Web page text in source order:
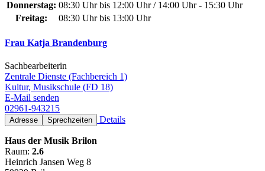
Donnerstag: 08:30 Uhr bis 12:00 Uhr / 14:00 Uhr - 15:30 Uhr
Freitag:
08:30 Uhr bis 13:00 Uhr
Frau Katja Brandenburg
Sachbearbeiterin
Zentrale Dienste (Fachbereich 1)
Kultur, Musikschule (FD 18)
E-Mail senden
02961-943215
Adresse Sprechzeiten Details
Haus der Musik Brilon
Raum: 2.6
Heinrich Jansen Weg 8